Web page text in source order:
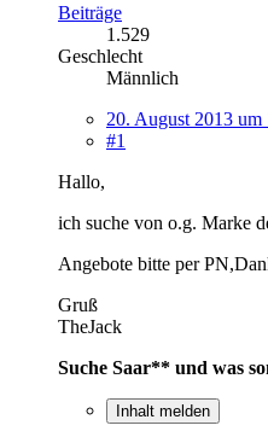
Beiträge
1.529
Geschlecht
Männlich
20. August 2013 um
#1
Hallo,
ich suche von o.g. Marke
Angebote bitte per
Gruß
TheJack
Suche Saar** und was
Inhalt melden